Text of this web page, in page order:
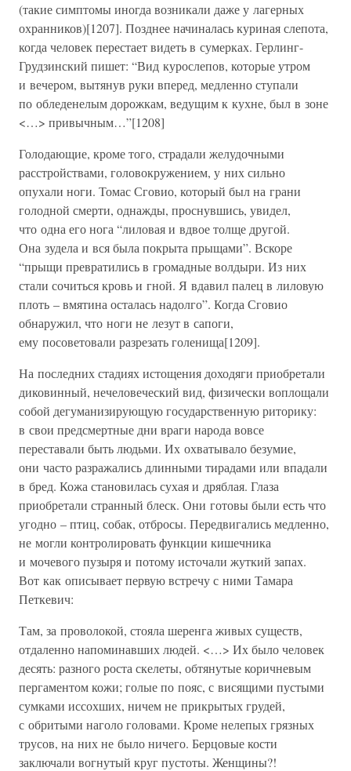
(такие симптомы иногда возникали даже у лагерных
охранников)[1207]. Позднее начиналась куриная слепота,
когда человек перестает видеть в сумерках. Герлинг-
Грудзинский пишет: “Вид курослепов, которые утром
и вечером, вытянув руки вперед, медленно ступали
по обледенелым дорожкам, ведущим к кухне, был в зоне
<…> привычным…”[1208]
Голодающие, кроме того, страдали желудочными
расстройствами, головокружением, у них сильно
опухали ноги. Томас Сговио, который был на грани
голодной смерти, однажды, проснувшись, увидел,
что одна его нога “лиловая и вдвое толще другой.
Она зудела и вся была покрыта прыщами”. Вскоре
“прыщи превратились в громадные волдыри. Из них
стали сочиться кровь и гной. Я вдавил палец в лиловую
плоть – вмятина осталась надолго”. Когда Сговио
обнаружил, что ноги не лезут в сапоги,
ему посоветовали разрезать голенища[1209].
На последних стадиях истощения доходяги приобретали
диковинный, нечеловеческий вид, физически воплощали
собой дегуманизирующую государственную риторику:
в свои предсмертные дни враги народа вовсе
переставали быть людьми. Их охватывало безумие,
они часто разражались длинными тирадами или впадали
в бред. Кожа становилась сухая и дряблая. Глаза
приобретали странный блеск. Они готовы были есть что
угодно – птиц, собак, отбросы. Передвигались медленно,
не могли контролировать функции кишечника
и мочевого пузыря и потому источали жуткий запах.
Вот как описывает первую встречу с ними Тамара
Петкевич:
Там, за проволокой, стояла шеренга живых существ,
отдаленно напоминавших людей. <…> Их было человек
десять: разного роста скелеты, обтянутые коричневым
пергаментом кожи; голые по пояс, с висящими пустыми
сумками иссохших, ничем не прикрытых грудей,
с обритыми наголо головами. Кроме нелепых грязных
трусов, на них не было ничего. Берцовые кости
заключали вогнутый круг пустоты. Женщины?!